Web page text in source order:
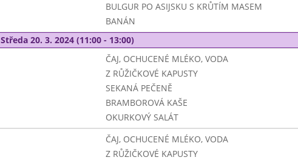
BULGUR PO ASIJSKU S KRŮTÍM MASEM
BANÁN
Středa 20. 3. 2024 (11:00 - 13:00)
ČAJ, OCHUCENÉ MLÉKO, VODA
Z RŮŽIČKOVÉ KAPUSTY
SEKANÁ PEČENĚ
BRAMBOROVÁ KAŠE
OKURKOVÝ SALÁT
ČAJ, OCHUCENÉ MLÉKO, VODA
Z RŮŽIČKOVÉ KAPUSTY